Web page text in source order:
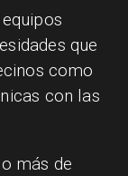
que
como
con las
más de